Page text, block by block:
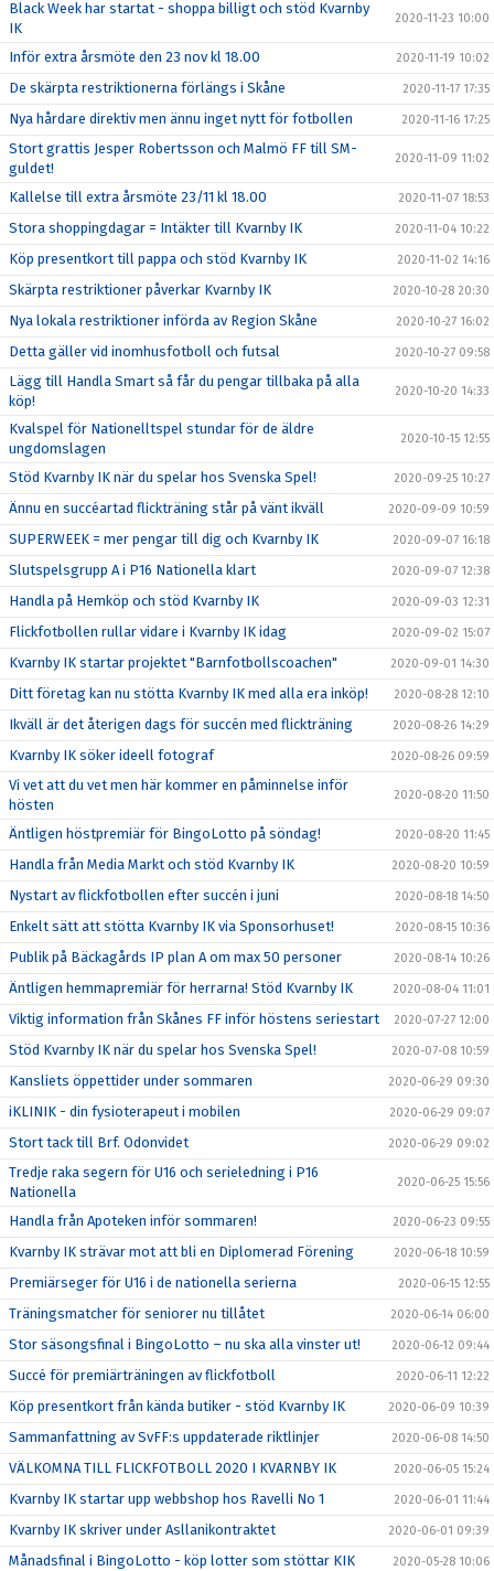
Black Week har startat - shoppa billigt och stöd Kvarnby
IK
2020-11-23 10:00
Inför extra årsmöte den 23 nov kl 18.00 2020-11-19 10:02
De skärpta restriktionerna förlängs i Skåne 2020-11-17 17:35
Nya hårdare direktiv men ännu inget nytt för fotbollen 2020-11-16 17:25
Stort grattis Jesper Robertsson och Malmö FF till SM-
guldet!
2020-11-09 11:02
Kallelse till extra årsmöte 23/11 kl 18.00 2020-11-07 18:53
Stora shoppingdagar = Intäkter till Kvarnby IK 2020-11-04 10:22
Köp presentkort till pappa och stöd Kvarnby IK 2020-11-02 14:16
Skärpta restriktioner påverkar Kvarnby IK 2020-10-28 20:30
Nya lokala restriktioner införda av Region Skåne 2020-10-27 16:02
Detta gäller vid inomhusfotboll och futsal 2020-10-27 09:58
Lägg till Handla Smart så får du pengar tillbaka på alla
köp!
2020-10-20 14:33
Kvalspel för Nationelltspel stundar för de äldre
ungdomslagen
2020-10-15 12:55
Stöd Kvarnby IK när du spelar hos Svenska Spel! 2020-09-25 10:27
Ännu en succéartad flickträning står på vänt ikväll 2020-09-09 10:59
SUPERWEEK = mer pengar till dig och Kvarnby IK 2020-09-07 16:18
Slutspelsgrupp A i P16 Nationella klart 2020-09-07 12:38
Handla på Hemköp och stöd Kvarnby IK 2020-09-03 12:31
Flickfotbollen rullar vidare i Kvarnby IK idag 2020-09-02 15:07
Kvarnby IK startar projektet "Barnfotbollscoachen" 2020-09-01 14:30
Ditt företag kan nu stötta Kvarnby IK med alla era inköp! 2020-08-28 12:10
Ikväll är det återigen dags för succén med flickträning 2020-08-26 14:29
Kvarnby IK söker ideell fotograf 2020-08-26 09:59
Vi vet att du vet men här kommer en påminnelse inför
hösten
2020-08-20 11:50
Äntligen höstpremiär för BingoLotto på söndag! 2020-08-20 11:45
Handla från Media Markt och stöd Kvarnby IK 2020-08-20 10:59
Nystart av flickfotbollen efter succén i juni 2020-08-18 14:50
Enkelt sätt att stötta Kvarnby IK via Sponsorhuset! 2020-08-15 10:36
Publik på Bäckagårds IP plan A om max 50 personer 2020-08-14 10:26
Äntligen hemmapremiär för herrarna! Stöd Kvarnby IK 2020-08-04 11:01
Viktig information från Skånes FF inför höstens seriestart 2020-07-27 12:00
Stöd Kvarnby IK när du spelar hos Svenska Spel! 2020-07-08 10:59
Kansliets öppettider under sommaren 2020-06-29 09:30
iKLINIK - din fysioterapeut i mobilen 2020-06-29 09:07
Stort tack till Brf. Odonvidet 2020-06-29 09:02
Tredje raka segern för U16 och serieledning i P16
Nationella
2020-06-25 15:56
Handla från Apoteken inför sommaren! 2020-06-23 09:55
Kvarnby IK strävar mot att bli en Diplomerad Förening 2020-06-18 10:59
Premiärseger för U16 i de nationella serierna 2020-06-15 12:55
Träningsmatcher för seniorer nu tillåtet 2020-06-14 06:00
Stor säsongsfinal i BingoLotto – nu ska alla vinster ut! 2020-06-12 09:44
Succé för premiärträningen av flickfotboll 2020-06-11 12:22
Köp presentkort från kända butiker - stöd Kvarnby IK 2020-06-09 10:39
Sammanfattning av SvFF:s uppdaterade riktlinjer 2020-06-08 14:50
VÄLKOMNA TILL FLICKFOTBOLL 2020 I KVARNBY IK 2020-06-05 15:24
Kvarnby IK startar upp webbshop hos Ravelli No 1 2020-06-01 11:44
Kvarnby IK skriver under Asllanikontraktet 2020-06-01 09:39
Månadsfinal i BingoLotto - köp lotter som stöttar KIK 2020-05-28 10:06